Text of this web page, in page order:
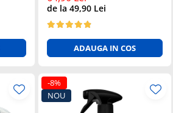
Sigura 500ml
de la 49,90 Lei
ADAUGA IN COS
-8%
NOU